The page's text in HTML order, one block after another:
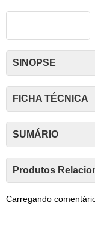
SINOPSE
FICHA TÉCNICA
SUMÁRIO
Produtos
Carregando